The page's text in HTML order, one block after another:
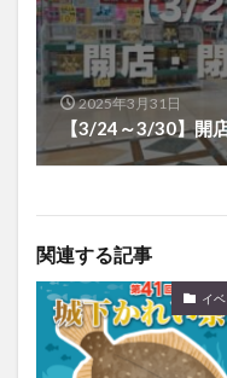
2025年3月31日
【3/24～3/30】開
関連する記事
イ